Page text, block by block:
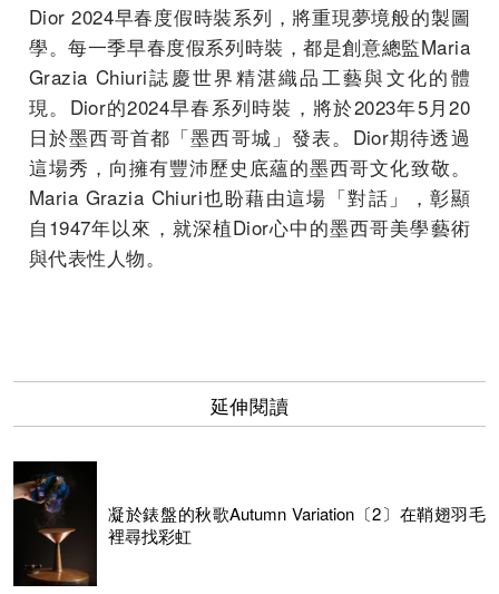
Dior 2024早春度假時裝系列，將重現夢境般的製圖
學。每一季早春度假系列時裝，都是創意總監Maria
Grazia Chiuri誌慶世界精湛織品工藝與文化的體
現。Dior的2024早春系列時裝，將於2023年5月20
日於墨西哥首都「墨西哥城」發表。Dior期待透過
這場秀，向擁有豐沛歷史底蘊的墨西哥文化致敬。
Maria Grazia Chiuri也盼藉由這場「對話」，彰顯
自1947年以來，就深植Dior心中的墨西哥美學藝術
與代表性人物。
延伸閱讀
凝於錶盤的秋歌Autumn Variation〔2〕在鞘翅羽毛
裡尋找彩虹